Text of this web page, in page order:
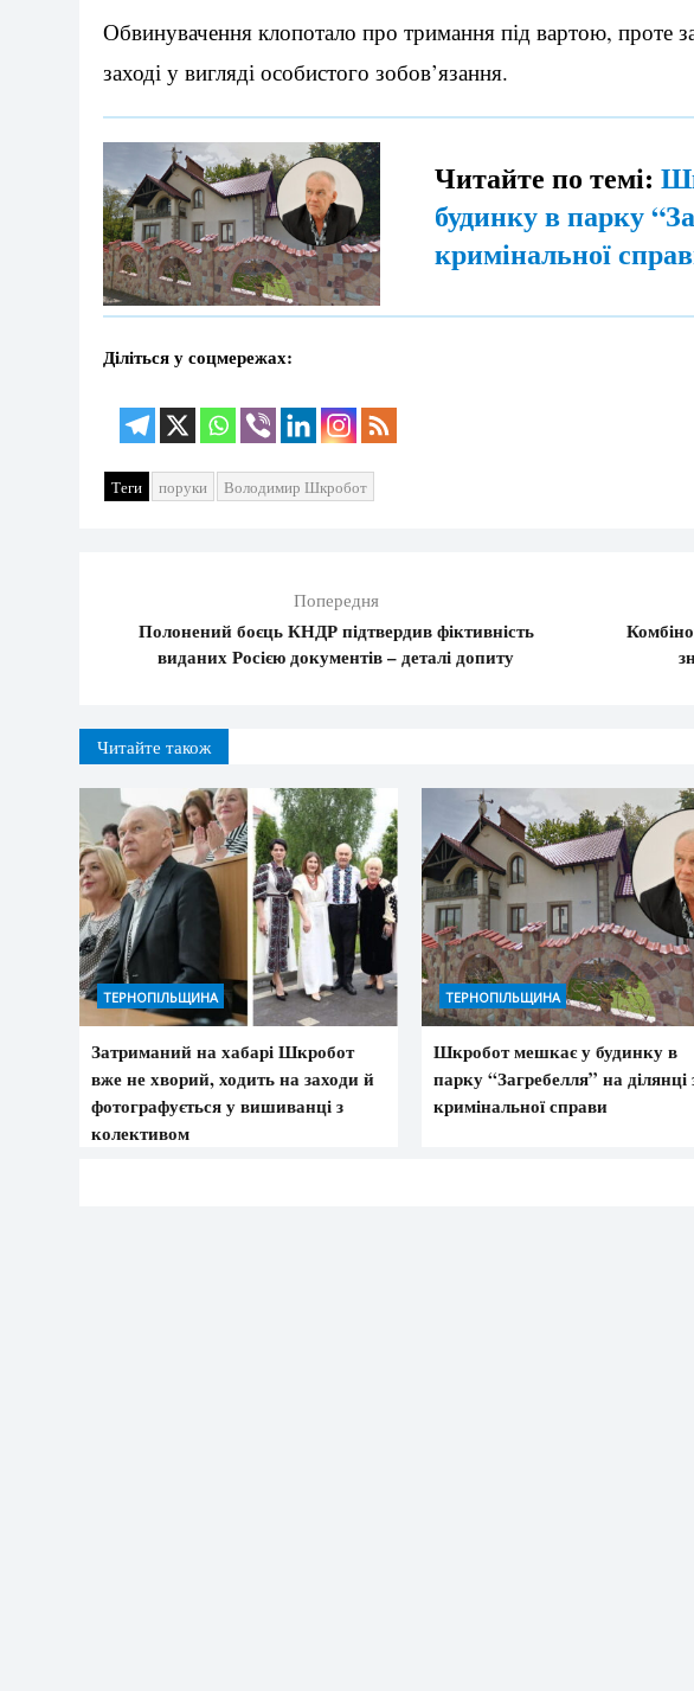
Обвинувачення клопотало про тримання під вартою, проте
заході у вигляді особистого зобов’язання.
Читайте по темі:
будинку в парку
кримінальної
Діліться у соцмережах:
Теги поруки Володимир Шкробот
Попередня
Полонений боєць КНДР підтвердив фіктивність
виданих Росією документів – деталі допиту
Читайте також
ТЕРНОПІЛЬЩИНА
Затриманий на хабарі Шкробот
вже не хворий, ходить на заходи й
фотографується у вишиванці з
колективом
ТЕРНОПІЛЬЩИНА
Шкробот мешкає у будинку в
парку “Загребелля” на ділянці
кримінальної справи